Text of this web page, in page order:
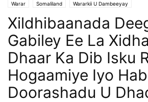
Warar Somaliland Wararkii U Dambeeyay
Xildhibaanada
Gabiley Ee La
Dhaar Ka Dib Isku
Hogaamiye Iyo
Doorashadu U